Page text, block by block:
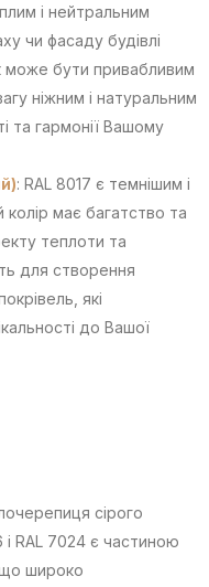
і нейтральним
чи фасаду будівлі
може бути привабливим
ніжним і натуральним
та гармонії Вашому
: RAL 8017 є темнішим і
має багатство та
теплоти та
для створення
які
до Вашої
сірого
і RAL 7024 є частиною
що широко